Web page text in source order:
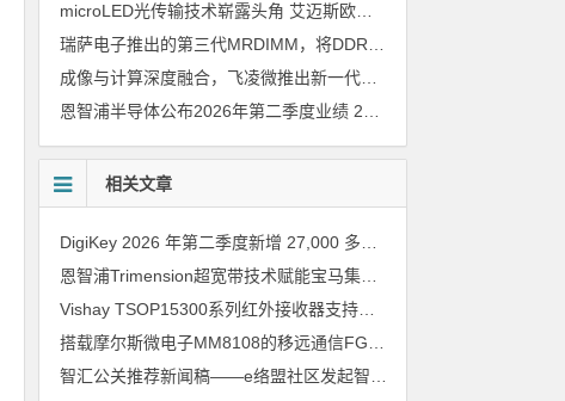
microLED光传输技术崭露头角 艾迈斯欧司朗模拟平台加速AI数据中心高速互连设计
成像与计算深度融合，飞凌微推出新一代车载视觉处理SoC M2
恩智浦半导体公布2026年第二季度业绩 2026年7月30日
相关文章
恩智浦Trimension超宽带技术赋能宝马集团Digital Key Plus及生命体存在检测功能
Vishay TSOP15300系列红外接收器支持所有主流遥控代码